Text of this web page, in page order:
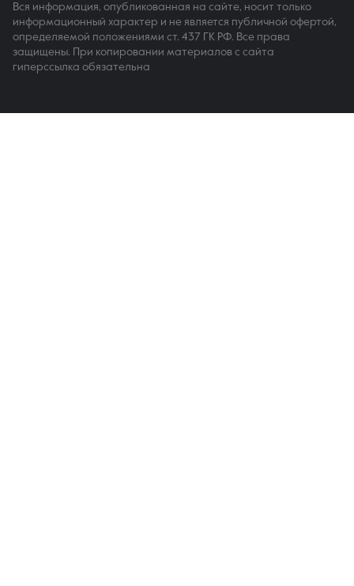
Вся информация, опубликованная на сайте, носит только
информационный характер и не является публичной офертой,
определяемой положениями ст. 437 ГК РФ. Все права
защищены. При копировании материалов с сайта
гиперссылка обязательна